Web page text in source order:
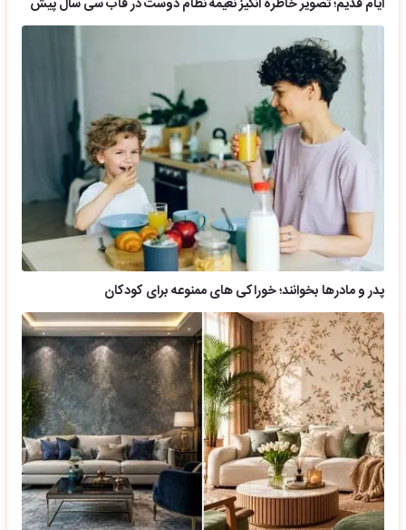
ایام قدیم؛ تصویر خاطره انگیز نعیمه نظام دوست در قاب سی سال پیش
پدر و مادرها بخوانند؛ خوراکی های ممنوعه برای کودکان